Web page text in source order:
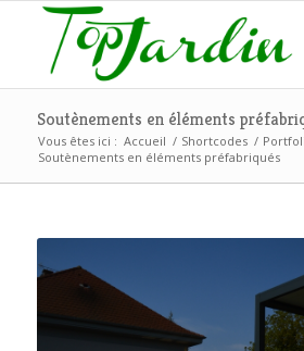
Soutènements en éléments
Vous êtes ici : Accueil / Shortcodes /
Soutènements en éléments préfabriqués